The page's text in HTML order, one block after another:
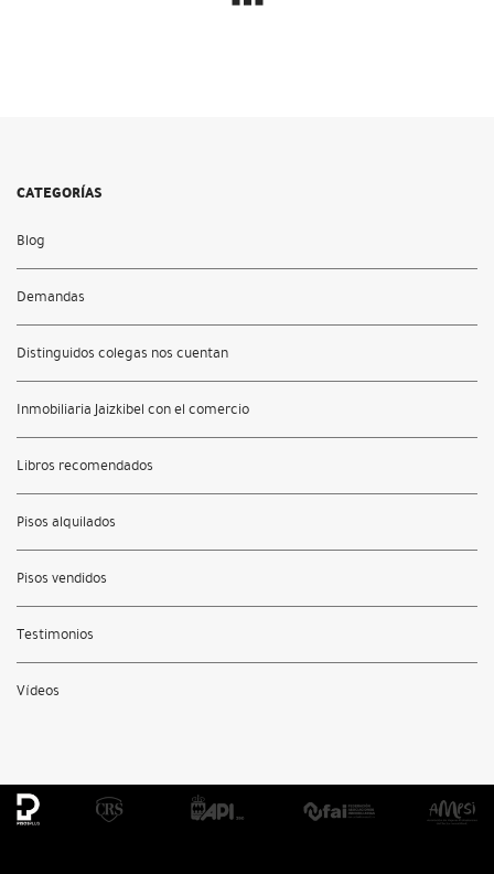
CATEGORÍAS
Blog
Demandas
Distinguidos colegas nos cuentan
Inmobiliaria Jaizkibel con el comercio
Libros recomendados
Pisos alquilados
Pisos vendidos
Testimonios
Vídeos